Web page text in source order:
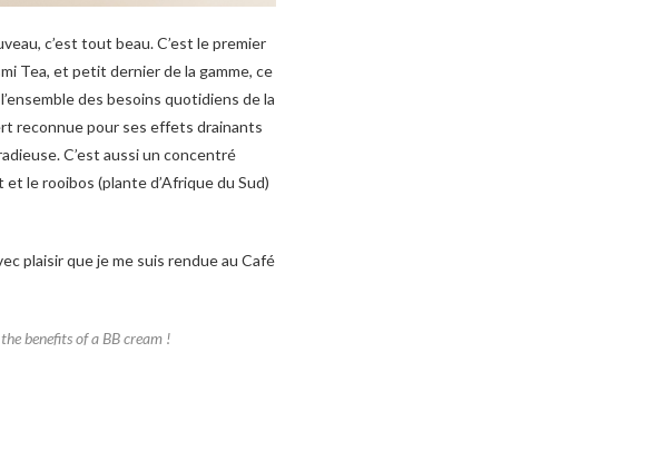
c’est tout beau. C’est le premier
Tea, et petit dernier de la gamme, ce
des besoins quotidiens de la
reconnue pour ses effets drainants
C’est aussi un concentré
le rooibos (plante d’Afrique du Sud)
plaisir que je me suis rendue au Café
benefits of a BB cream !